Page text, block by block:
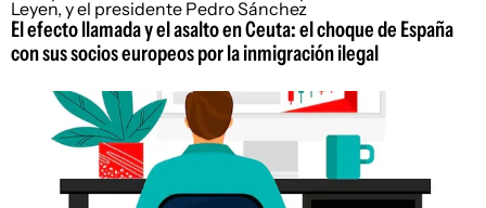
El efecto llamada y el asalto en Ceuta: el choque de España
con sus socios europeos por la inmigración ilegal